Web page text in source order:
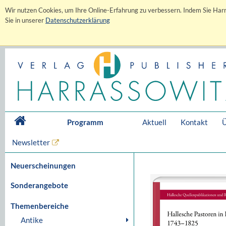
Wir nutzen Cookies, um Ihre Online-Erfahrung zu verbessern. Indem Sie
Sie in unserer Datenschutzerklärung
Programm Aktuell Kontakt
Newsletter
Neuerscheinungen
Sonderangebote
Themenbereiche
Antike